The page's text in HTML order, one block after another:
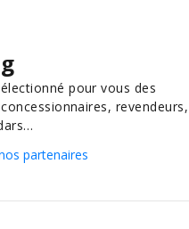
pour vous des
revendeurs,
partenaires